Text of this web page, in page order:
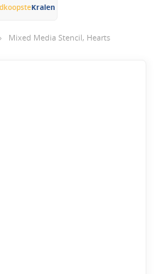
Kralen
Mixed Media Stencil, Hearts